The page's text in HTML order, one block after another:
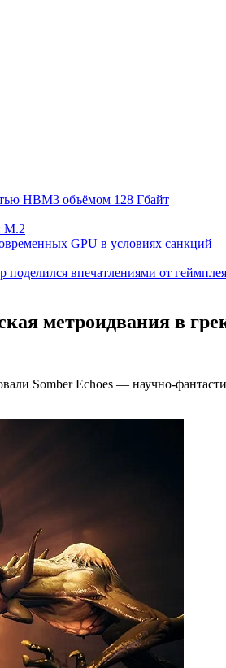
HBM3 объёмом 128 Гбайт
M.2
GPU в условиях санкций
впечатлениями от
метроидвания в
Somber Echoes — научно-